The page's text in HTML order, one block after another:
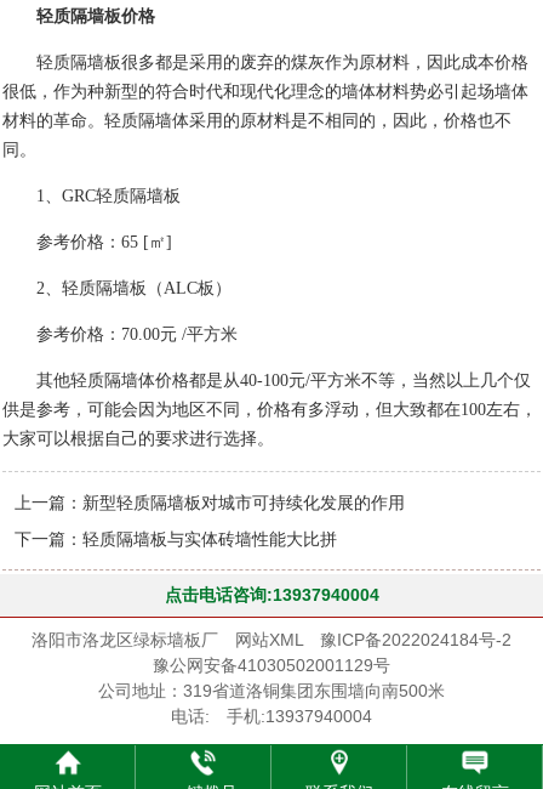
轻质隔墙板价格
轻质隔墙板很多都是采用的废弃的煤灰作为原材料，因此成本价格
很低，作为种新型的符合时代和现代化理念的墙体材料势必引起场墙体
材料的革命。轻质隔墙体采用的原材料是不相同的，因此，价格也不
同。
1、GRC轻质隔墙板
参考价格：65 [㎡]
2、轻质隔墙板（ALC板）
参考价格：70.00元 /平方米
其他轻质隔墙体价格都是从40-100元/平方米不等，当然以上几个仅
供是参考，可能会因为地区不同，价格有多浮动，但大致都在100左右，
大家可以根据自己的要求进行选择。
上一篇： 新型轻质隔墙板对城市可持续化发展的作用
下一篇：轻质隔墙板与实体砖墙性能大比拼
点击电话咨询:13937940004
洛阳市洛龙区绿标墙板厂 网站XML
豫ICP备2022024184号-2
豫公网安备41030502001129号
公司地址：319省道洛铜集团东围墙向南500米
电话: 手机:13937940004